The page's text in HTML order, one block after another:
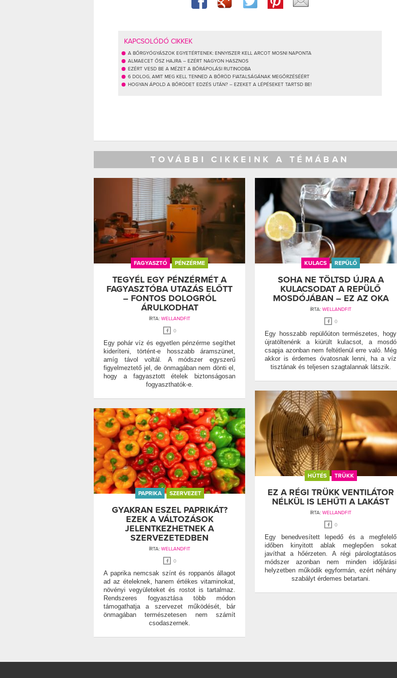
KAPCSOLÓDÓ CIKKEK
A BŐRGYÓGYÁSZOK EGYETÉRTENEK: ENNYISZER KELL ARCOT MOSNI NAPONTA
ALMAECET ŐSZ HAJRA – EZÉRT NAGYON HASZNOS
EZÉRT VESD BE A MÉZET A BŐRÁPOLÁSI RUTINODBA
6 DOLOG, AMIT MEG KELL TENNED A BŐRÖD FIATALSÁGÁNAK MEGŐRZÉSÉÉRT
HOGYAN ÁPOLD A BŐRÖDET EDZÉS UTÁN? – EZEKET A LÉPÉSEKET TARTSD BE!
TOVÁBBI CIKKEINK A TÉMÁBAN
FAGYASZTÓ PÉNZÉRME
TEGYÉL EGY PÉNZÉRMÉT A
FAGYASZTÓBA UTAZÁS ELŐTT
– FONTOS DOLOGRÓL
ÁRULKODHAT
ÍRTA: WELLANDFIT
0
Egy pohár víz és egyetlen pénzérme segíthet
kideríteni, történt-e hosszabb áramszünet,
amíg távol voltál. A módszer egyszerű
figyelmeztető jel, de önmagában nem dönti el,
hogy a fagyasztott ételek biztonságosan
fogyaszthatók-e.
KULACS REPÜLŐ
SOHA NE TÖLTSD ÚJRA A
KULACSODAT A REPÜLŐ
MOSDÓJÁBAN – EZ AZ OKA
ÍRTA: WELLANDFIT
0
Egy hosszabb repülőúton természetes, hogy
újratöltenénk a kiürült kulacsot, a mosdó
csapja azonban nem feltétlenül erre való. Még
akkor is érdemes óvatosnak lenni, ha a víz
tisztának és teljesen szagtalannak látszik.
HŰTÉS TRÜKK
EZ A RÉGI TRÜKK VENTILÁTOR
NÉLKÜL IS LEHŰTI A LAKÁST
ÍRTA: WELLANDFIT
0
Egy benedvesített lepedő és a megfelelő
időben kinyitott ablak meglepően sokat
javíthat a hőérzeten. A régi párologtatásos
módszer azonban nem minden időjárási
helyzetben működik egyformán, ezért néhány
szabályt érdemes betartani.
PAPRIKA SZERVEZET
GYAKRAN ESZEL PAPRIKÁT?
EZEK A VÁLTOZÁSOK
JELENTKEZHETNEK A
SZERVEZETEDBEN
ÍRTA: WELLANDFIT
0
A paprika nemcsak színt és roppanós állagot
ad az ételeknek, hanem értékes vitaminokat,
növényi vegyületeket és rostot is tartalmaz.
Rendszeres fogyasztása több módon
támogathatja a szervezet működését, bár
önmagában természetesen nem számít
csodaszernek.